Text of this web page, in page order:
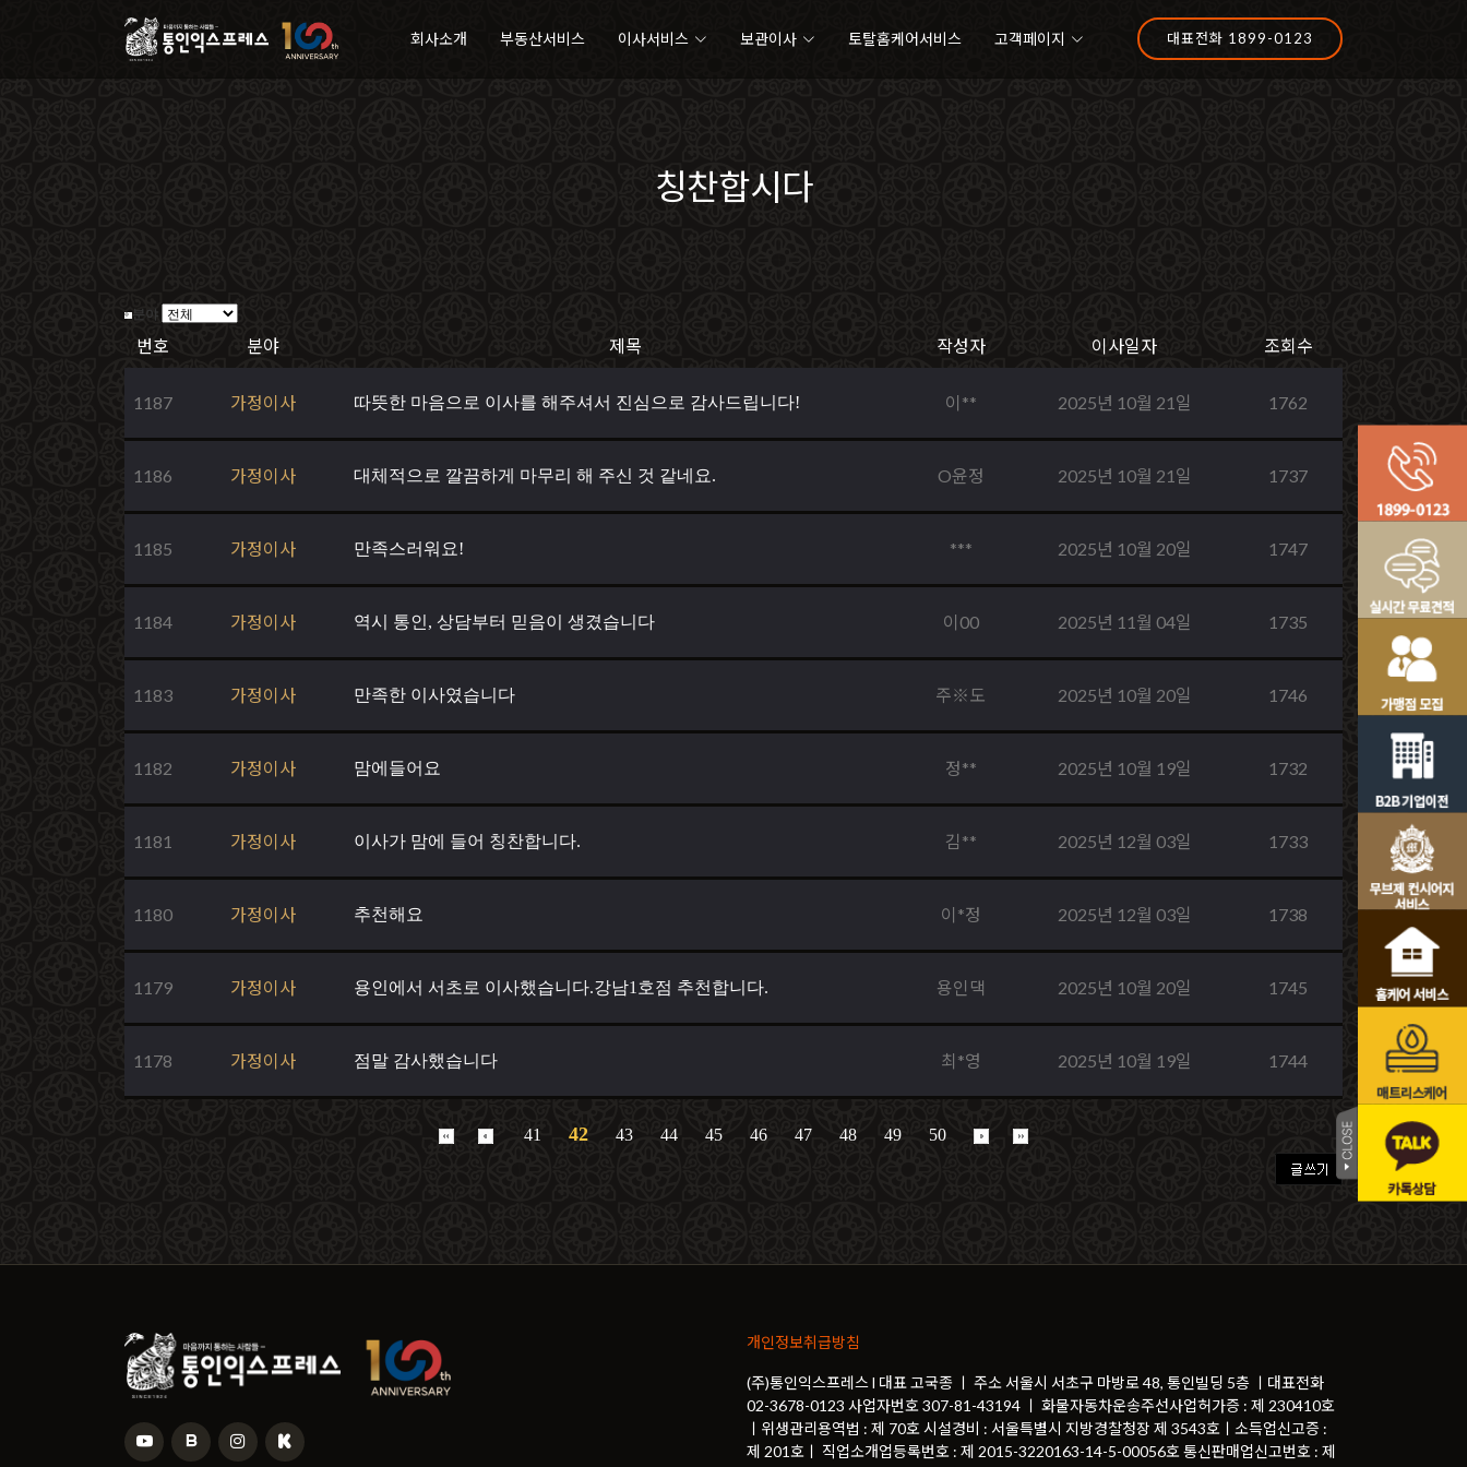
회사소개 부동산서비스 이사서비스 보관이사 토탈홈케어서비스 고객페이지 대표전화 1899-0123
칭찬합시다
분야
번호 분야 제목 작성자 이사일자 조회수
1187 가정이사 따뜻한 마음으로 이사를 해주셔서 진심으로 감사드립니다! 이** 2025년 10월 21일 1762
1186 가정이사 대체적으로 깔끔하게 마무리 해 주신 것 같네요. O윤정 2025년 10월 21일 1737
1185 가정이사 만족스러워요! *** 2025년 10월 20일 1747
1184 가정이사 역시 통인, 상담부터 믿음이 생겼습니다 이00 2025년 11월 04일 1735
1183 가정이사 만족한 이사였습니다 주※도 2025년 10월 20일 1746
1182 가정이사 맘에들어요 정** 2025년 10월 19일 1732
1181 가정이사 이사가 맘에 들어 칭찬합니다. 김** 2025년 12월 03일 1733
1180 가정이사 추천해요 이*정 2025년 12월 03일 1738
1179 가정이사 용인에서 서초로 이사했습니다.강남1호점 추천합니다. 용인댁 2025년 10월 20일 1745
1178 가정이사 점말 감사했습니다 최*영 2025년 10월 19일 1744
41 42 43 44 45 46 47 48 49 50
개인정보취급방침
(주)통인익스프레스 l 대표 고국종 ㅣ 주소 서울시 서초구 마방로 48, 통인빌딩 5층 ㅣ대표전화
02-3678-0123 사업자번호 307-81-43194 ㅣ 화물자동차운송주선사업허가증 : 제 230410호
ㅣ위생관리용역법 : 제 70호 시설경비 : 서울특별시 지방경찰청장 제 3543호ㅣ소득업신고증 :
제 201호ㅣ 직업소개업등록번호 : 제 2015-3220163-14-5-00056호 통신판매업신고번호 : 제